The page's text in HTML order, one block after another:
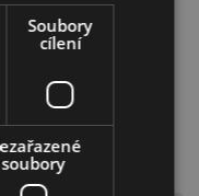
Soubory
cílení
soubory